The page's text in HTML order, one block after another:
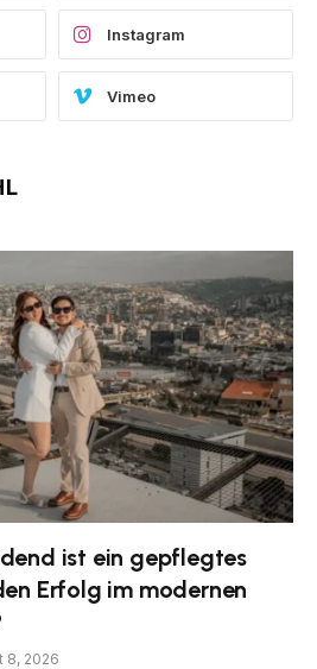
Instagram
Vimeo
ist ein gepflegtes
Erfolg im modernen
8, 2026